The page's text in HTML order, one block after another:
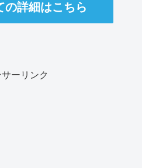
の詳細はこちら
ーリンク